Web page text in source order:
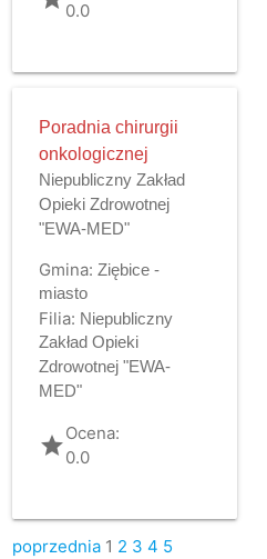
0.0
Poradnia chirurgii
onkologicznej
Niepubliczny Zakład
Opieki Zdrowotnej
"EWA-MED"
Gmina: Ziębice -
miasto
Filia: Niepubliczny
Zakład Opieki
Zdrowotnej "EWA-
MED"
gradeOcena:
0.0
poprzednia 1 2 3 4 5